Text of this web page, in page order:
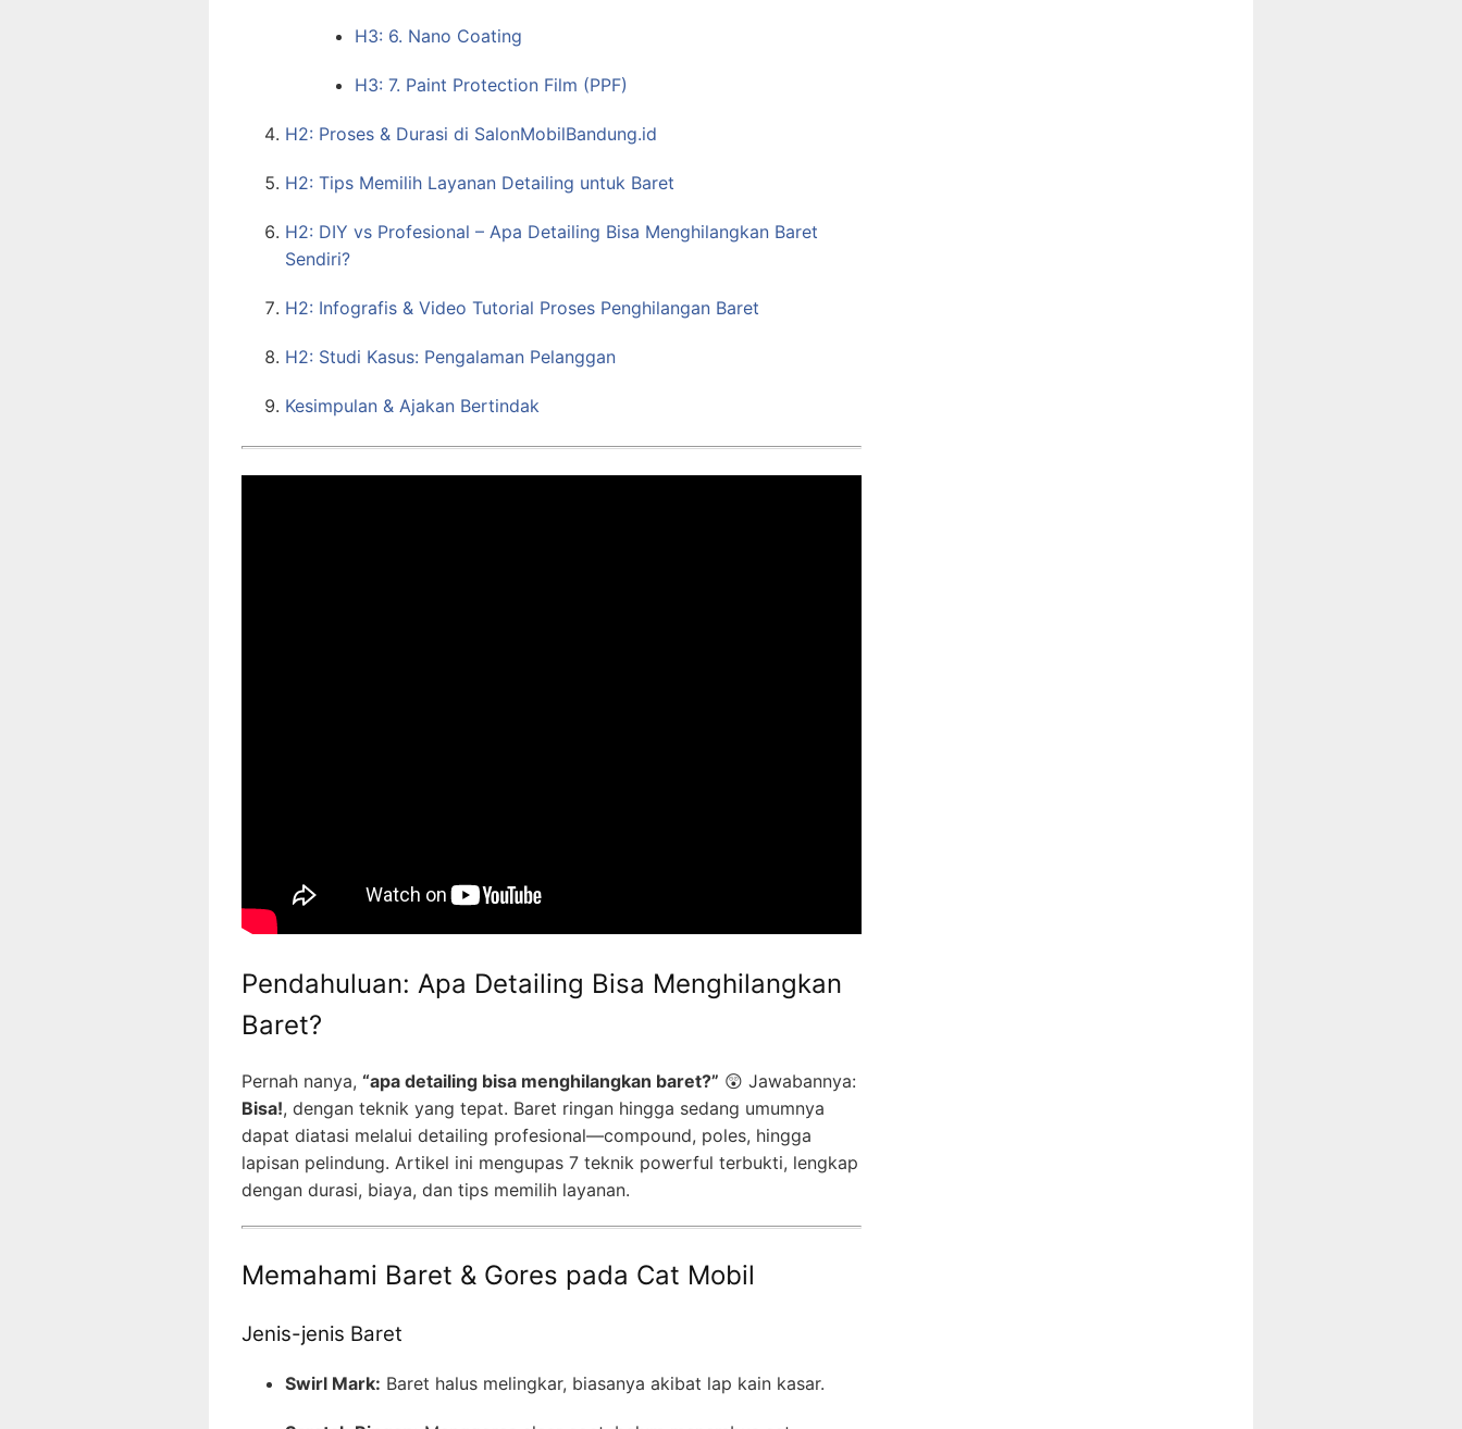
H3: 6. Nano Coating
H3: 7. Paint Protection Film (PPF)
H2: Proses & Durasi di SalonMobilBandung.id
H2: Tips Memilih Layanan Detailing untuk Baret
H2: DIY vs Profesional – Apa Detailing Bisa Menghilangkan Baret
Sendiri?
H2: Infografis & Video Tutorial Proses Penghilangan Baret
H2: Studi Kasus: Pengalaman Pelanggan
Kesimpulan & Ajakan Bertindak
Pendahuluan: Apa Detailing Bisa Menghilangkan
Baret?
Pernah nanya, “apa detailing bisa menghilangkan baret?” 😲 Jawabannya:
Bisa!, dengan teknik yang tepat. Baret ringan hingga sedang umumnya
dapat diatasi melalui detailing profesional—compound, poles, hingga
lapisan pelindung. Artikel ini mengupas 7 teknik powerful terbukti, lengkap
dengan durasi, biaya, dan tips memilih layanan.
Memahami Baret & Gores pada Cat Mobil
Jenis-jenis Baret
Swirl Mark: Baret halus melingkar, biasanya akibat lap kain kasar.